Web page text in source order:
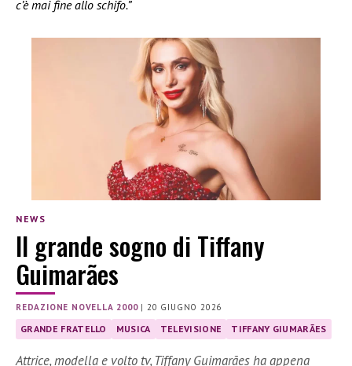
c’è mai fine allo schifo.”
NEWS
Il grande sogno di Tiffany
Guimarães
REDAZIONE NOVELLA 2000|20 GIUGNO 2026
GRANDE FRATELLO MUSICA TELEVISIONE TIFFANY GIUMARÃES
Attrice, modella e volto tv, Tiffany Guimarães ha appena